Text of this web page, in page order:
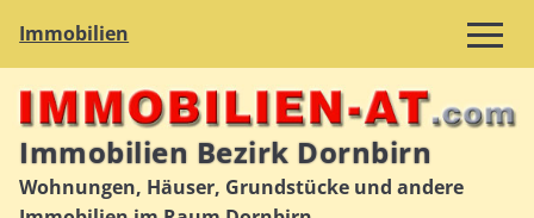
Immobilien
Immobilien Bezirk Dornbirn
Wohnungen, Häuser, Grundstücke und andere